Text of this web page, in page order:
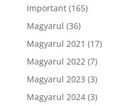
Important(165)
Magyarul (36)
Magyarul 2021 (17)
Magyarul 2022(7)
Magyarul 2023 (3)
Magyarul 2024(3)